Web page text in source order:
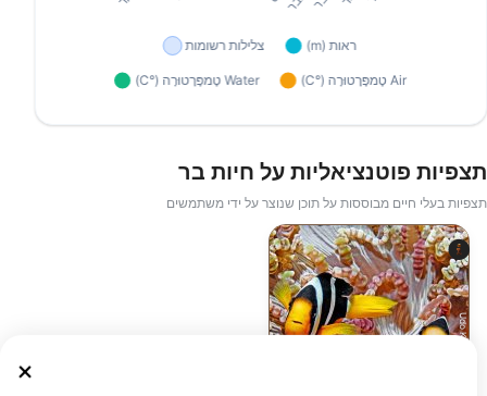
תצפיות פוטנציאליות על חיות בר
תצפיות בעלי חיים מבוססות על תוכן שנוצר על ידי משתמשים
Udo Kefrig